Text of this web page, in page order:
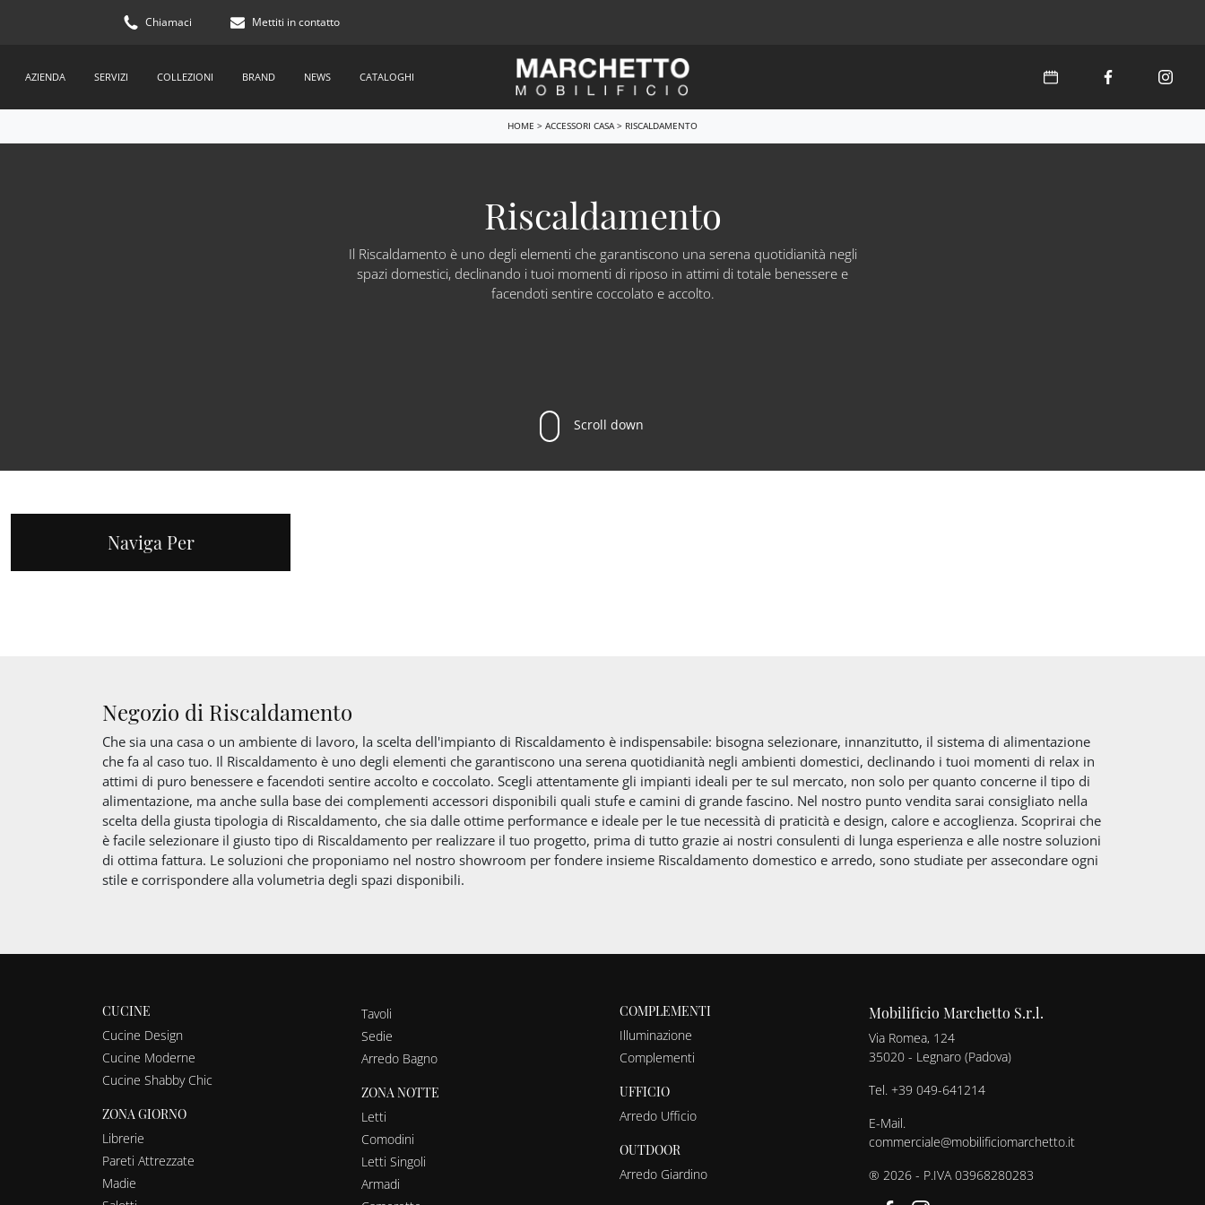
Chiamaci Mettiti in contatto
AZIENDA SERVIZI COLLEZIONI BRAND NEWS CATALOGHI
HOME > ACCESSORI CASA > RISCALDAMENTO
Riscaldamento
Il Riscaldamento è uno degli elementi che garantiscono una serena quotidianità negli
spazi domestici, declinando i tuoi momenti di riposo in attimi di totale benessere e
facendoti sentire coccolato e accolto.
Scroll down
Naviga Per
Negozio di Riscaldamento
Che sia una casa o un ambiente di lavoro, la scelta dell'impianto di Riscaldamento è indispensabile: bisogna selezionare, innanzitutto, il sistema di alimentazione
che fa al caso tuo. Il Riscaldamento è uno degli elementi che garantiscono una serena quotidianità negli ambienti domestici, declinando i tuoi momenti di relax in
attimi di puro benessere e facendoti sentire accolto e coccolato. Scegli attentamente gli impianti ideali per te sul mercato, non solo per quanto concerne il tipo di
alimentazione, ma anche sulla base dei complementi accessori disponibili quali stufe e camini di grande fascino. Nel nostro punto vendita sarai consigliato nella
scelta della giusta tipologia di Riscaldamento, che sia dalle ottime performance e ideale per le tue necessità di praticità e design, calore e accoglienza. Scoprirai che
è facile selezionare il giusto tipo di Riscaldamento per realizzare il tuo progetto, prima di tutto grazie ai nostri consulenti di lunga esperienza e alle nostre soluzioni
di ottima fattura. Le soluzioni che proponiamo nel nostro showroom per fondere insieme Riscaldamento domestico e arredo, sono studiate per assecondare ogni
stile e corrispondere alla volumetria degli spazi disponibili.
CUCINE
Cucine Design
Cucine Moderne
Cucine Shabby Chic
ZONA GIORNO
Librerie
Pareti Attrezzate
Madie
Tavoli
Sedie
Arredo Bagno
ZONA NOTTE
Letti
Comodini
Letti Singoli
Armadi
COMPLEMENTI
Illuminazione
Complementi
UFFICIO
Arredo Ufficio
OUTDOOR
Arredo Giardino
Mobilificio Marchetto S.r.l.
Via Romea, 124
35020 - Legnaro (Padova)
Tel. +39 049-641214
E-Mail.
commerciale@mobilificiomarchetto.it
® 2026 - P.IVA 03968280283